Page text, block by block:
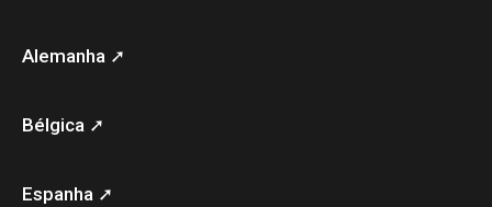
Alemanha ➚
Bélgica ➚
Espanha ➚